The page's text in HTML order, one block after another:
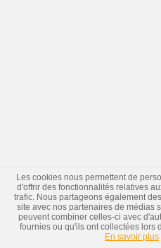
Les cookies nous permettent de
d'offrir des fonctionnalités relatives
trafic. Nous partageons également
site avec nos partenaires de médias
peuvent combiner celles-ci avec
fournies ou qu'ils ont collectées lors
En savoir plus